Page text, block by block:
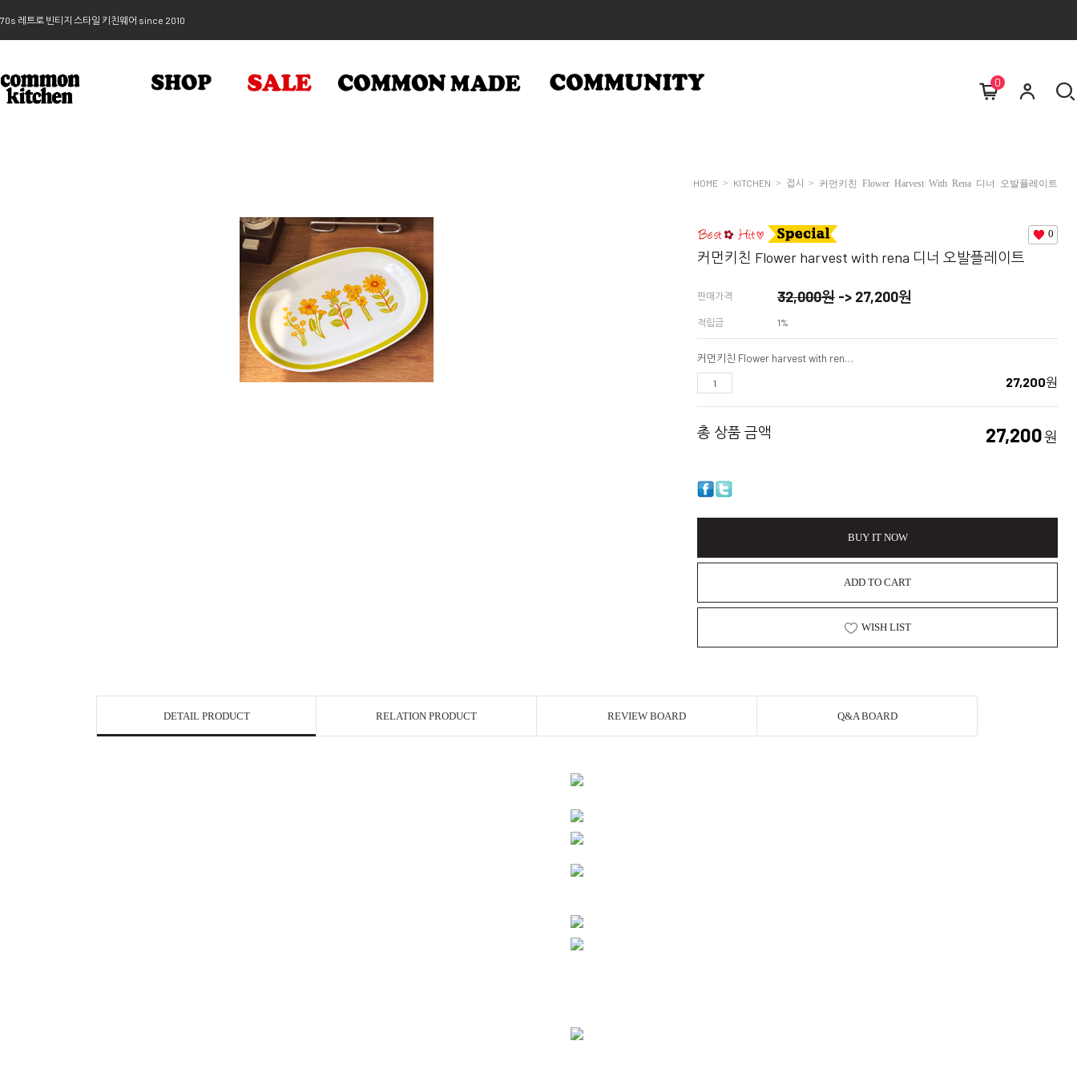
70s 레트로 빈티지 스타일 키친웨어 since 2010
0
HOME > KITCHEN > 접시 > 커먼키친 Flower Harvest With Rena 디너 오발플레이트
0
커먼키친 Flower harvest with rena 디너 오발플레이트
판매가격 32,000원 -> 27,200원
적립금 1%
커먼키친 Flower harvest with rena 디너 오발플레이트
27,200원
총 상품 금액 27,200원
BUY IT NOW
ADD TO CART
WISH LIST
DETAIL PRODUCT RELATION PRODUCT REVIEW BOARD Q&A BOARD